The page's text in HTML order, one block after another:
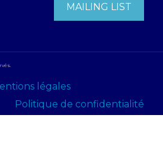
MAILING LIST
légales
Politique de confidentialité